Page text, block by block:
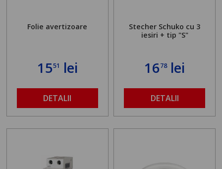
Folie avertizoare
1551 lei
DETALII
Stecher Schuko cu 3
iesiri + tip "S"
1678lei
DETALII